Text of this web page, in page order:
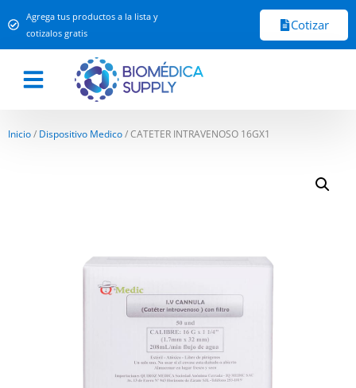
Agrega tus productos a la lista y
cotizalos gratis
Cotizar
Inicio/ Dispositivo Medico/ CATETER INTRAVENOSO 16GX1